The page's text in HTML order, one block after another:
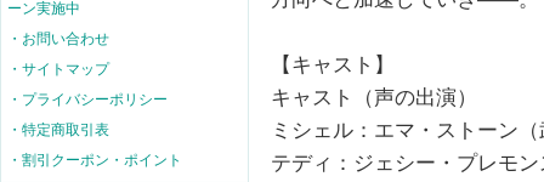
ーン実施中
・お問い合わせ
・サイトマップ
・プライバシーポリシー
・特定商取引表
・割引クーポン・ポイント
【キャスト】
キャスト（声の出演）
ミシェル：エマ・ストーン
テディ：ジェシー・プレモ